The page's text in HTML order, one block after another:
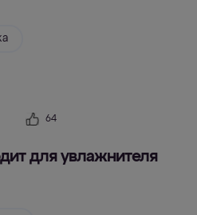
64
для увлажнителя